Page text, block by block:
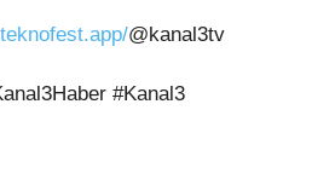
@kanal3tv
#Kanal3